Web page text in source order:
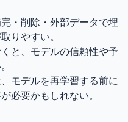
・削除・外部データで埋
りやすい。
と、モデルの信頼性や予
モデルを再学習する前に
必要かもしれない。